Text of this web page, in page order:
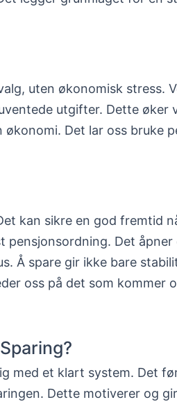
uten økonomisk stress.
utgifter. Dette øker
Det lar oss bruke
kan sikre en god fremtid
pensjonsordning. Det åpner
Å spare gir ikke bare
oss på det som kommer
med et klart system. Det
Dette motiverer og gir